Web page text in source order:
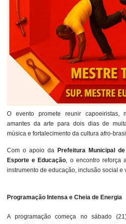
O evento promete reunir capoeiristas,
amantes da arte para dois dias de
música e fortalecimento da cultura afro-
Com o apoio da Prefeitura Municipal
Esporte e Educação, o encontro reforça
instrumento de educação, inclusão social e
Programação Intensa e Cheia de Energia
A programação começa no sábado